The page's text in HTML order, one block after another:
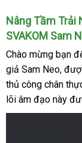
Nâng Tầm Trải
SVAKOM Sam
Chào mừng bạn
giả Sam Neo,
hồi
thủ công chân
lõi âm đạo này